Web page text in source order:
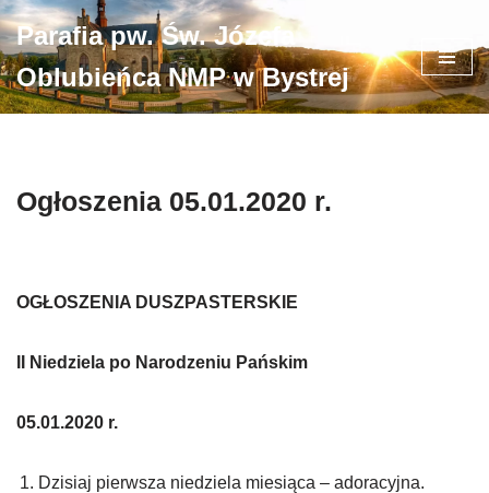
Przejdź
do
treści
Parafia pw. Św. Józefa
Oblubieńca NMP w Bystrej
Ogłoszenia 05.01.2020 r.
OGŁOSZENIA DUSZPASTERSKIE
II Niedziela po Narodzeniu Pańskim
05.01.2020 r.
Dzisiaj pierwsza niedziela miesiąca – adoracyjna.